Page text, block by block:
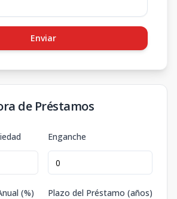
Enviar
de Préstamos
Enganche
(%) Plazo del Préstamo (años)